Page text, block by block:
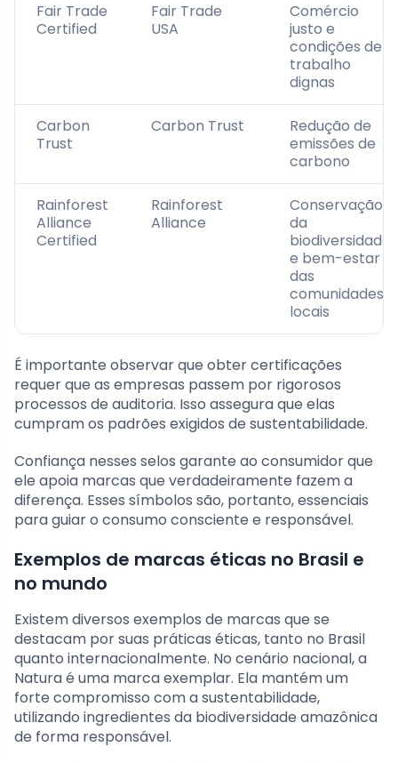
Fair Trade
Certified
Fair Trade
USA
Comércio
justo e
condições de
trabalho
dignas
Carbon
Trust
Carbon Trust
Redução de
emissões de
carbono
Rainforest
Alliance
Certified
Rainforest
Alliance
Conservação
da
biodiversidade
e bem-estar
das
comunidades
locais
É importante observar que obter certificações
requer que as empresas passem por rigorosos
processos de auditoria. Isso assegura que elas
cumpram os padrões exigidos de sustentabilidade.
Confiança nesses selos garante ao consumidor que
ele apoia marcas que verdadeiramente fazem a
diferença. Esses símbolos são, portanto, essenciais
para guiar o consumo consciente e responsável.
Exemplos de marcas éticas no Brasil e
no mundo
Existem diversos exemplos de marcas que se
destacam por suas práticas éticas, tanto no Brasil
quanto internacionalmente. No cenário nacional, a
Natura é uma marca exemplar. Ela mantém um
forte compromisso com a sustentabilidade,
utilizando ingredientes da biodiversidade amazônica
de forma responsável.